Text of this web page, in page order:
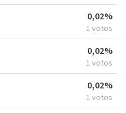
0,02%
1 votos
0,02%
1 votos
0,02%
1 votos